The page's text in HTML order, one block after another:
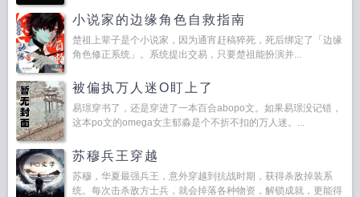
小说家的边缘角色自救指南
楚祖上辈子是个小说家，因为通宵赶稿猝死，死后绑定了「边缘
角色修正系统」。系统提出交易，只要楚祖能扮演并...
被偏执万人迷O盯上了
易璟穿书了，还是穿进了一本百合abopo文。如果易璟没记错，
这本po文的omega女主郁淼是个不折不扣的万人迷。...
苏穆兵王穿越
苏穆，华夏最强兵王，意外穿越到抗战时期，获得杀敌掉装系
统。每次击杀敌方士兵，就会掉落各种物资，解锁成就，更能得